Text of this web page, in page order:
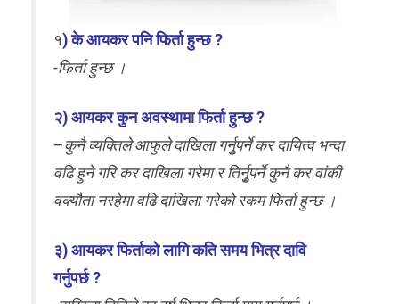
१) के आयकर पनि फिर्ता हुन्छ ?
-फिर्ता हुन्छ ।
२) आयकर कुन अवस्थामा फिर्ता हुन्छ ?
– कुनै व्यक्तिले आफुले दाखिला गर्नुृपर्ने कर दायित्व भन्दा
वढि हुने गरि कर दाखिला गरेमा र तिर्नुृपर्ने कुनै कर वांकी
वक्यौता नरहेमा वढि दाखिला गरेको रकम फिर्ता हुन्छ ।
३) आयकर फिर्ताको लागि कति समय भित्र दावि
गर्नुपर्छ ?